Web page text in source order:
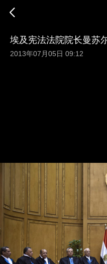
埃及宪法法院院长曼苏
2013年07月05日 09:12